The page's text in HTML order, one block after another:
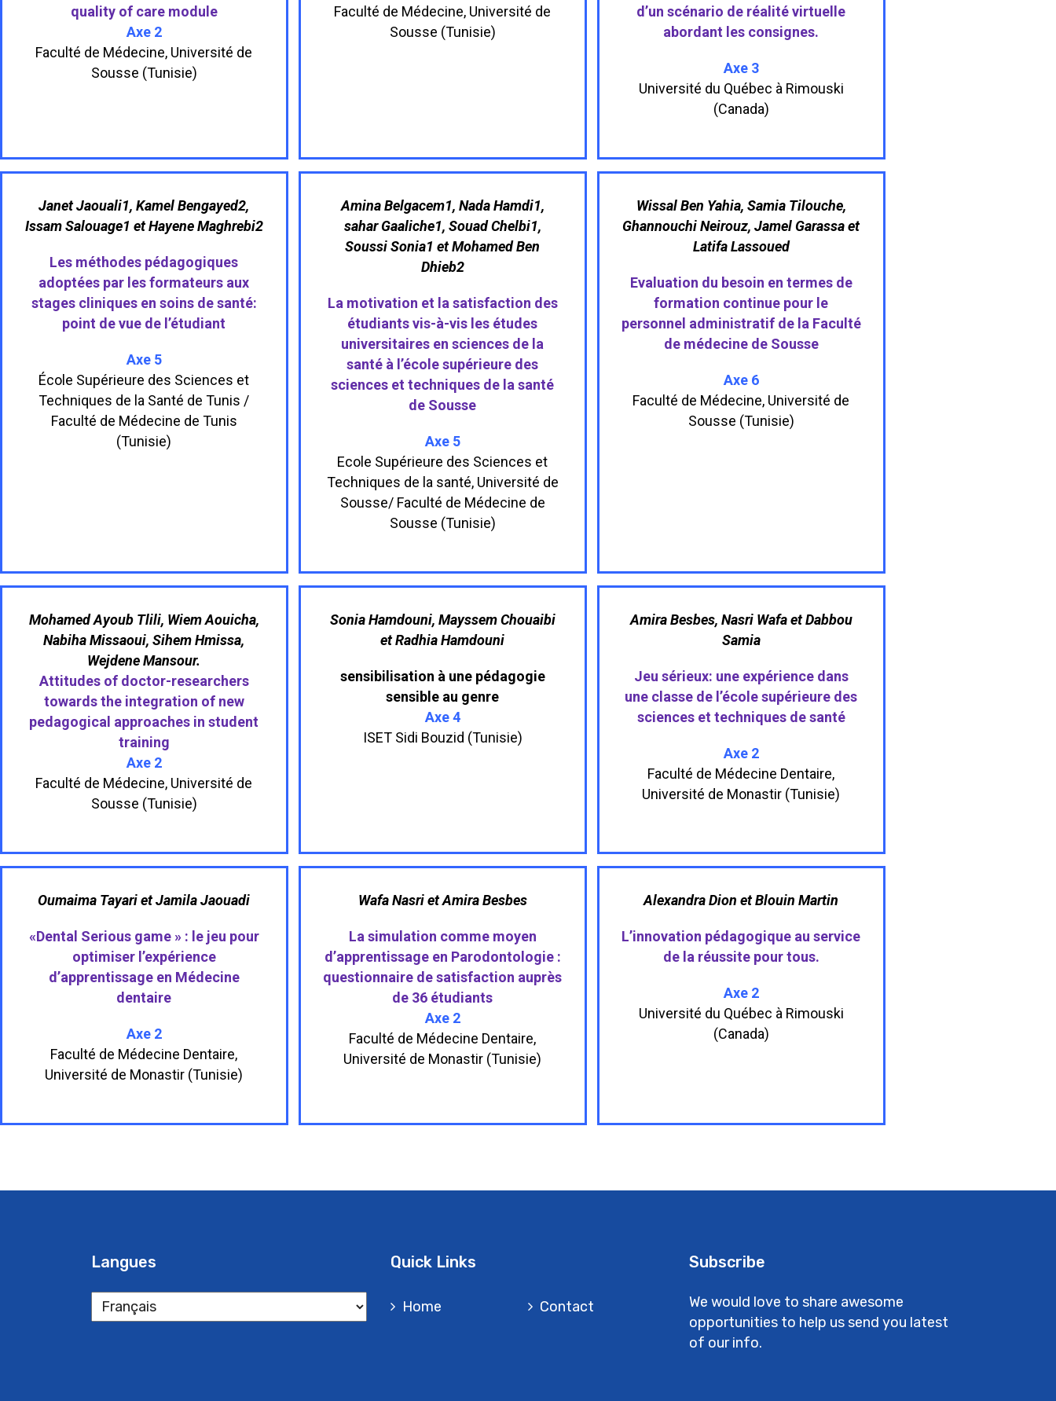
quality of care module
Axe 2
Faculté de Médecine, Université de
Sousse (Tunisie)
Faculté de Médecine, Université de
Sousse (Tunisie)
d’un scénario de réalité virtuelle
abordant les consignes.
Axe 3
Université du Québec à Rimouski
(Canada)
Janet Jaouali1, Kamel Bengayed2,
Issam Salouage1 et Hayene Maghrebi2
Les méthodes pédagogiques
adoptées par les formateurs aux
stages cliniques en soins de santé:
point de vue de l’étudiant
Axe 5
École Supérieure des Sciences et
Techniques de la Santé de Tunis /
Faculté de Médecine de Tunis
(Tunisie)
Amina Belgacem1, Nada Hamdi1,
sahar Gaaliche1, Souad Chelbi1,
Soussi Sonia1 et Mohamed Ben
Dhieb2
La motivation et la satisfaction des
étudiants vis-à-vis les études
universitaires en sciences de la
santé à l’école supérieure des
sciences et techniques de la santé
de Sousse
Axe 5
Ecole Supérieure des Sciences et
Techniques de la santé, Université de
Sousse/ Faculté de Médecine de
Sousse (Tunisie)
Wissal Ben Yahia, Samia Tilouche,
Ghannouchi Neirouz, Jamel Garassa et
Latifa Lassoued
Evaluation du besoin en termes de
formation continue pour le
personnel administratif de la Faculté
de médecine de Sousse
Axe 6
Faculté de Médecine, Université de
Sousse (Tunisie)
Mohamed Ayoub Tlili, Wiem Aouicha,
Nabiha Missaoui, Sihem Hmissa,
Wejdene Mansour.
Attitudes of doctor-researchers
towards the integration of new
pedagogical approaches in student
training
Axe 2
Faculté de Médecine, Université de
Sousse (Tunisie)
Sonia Hamdouni, Mayssem Chouaibi
et Radhia Hamdouni
sensibilisation à une pédagogie
sensible au genre
Axe 4
ISET Sidi Bouzid (Tunisie)
Amira Besbes, Nasri Wafa et Dabbou
Samia
Jeu sérieux: une expérience dans
une classe de l’école supérieure des
sciences et techniques de santé
Axe 2
Faculté de Médecine Dentaire,
Université de Monastir (Tunisie)
Oumaima Tayari et Jamila Jaouadi
«Dental Serious game » : le jeu pour
optimiser l’expérience
d’apprentissage en Médecine
dentaire
Axe 2
Faculté de Médecine Dentaire,
Université de Monastir (Tunisie)
Wafa Nasri et Amira Besbes
La simulation comme moyen
d’apprentissage en Parodontologie :
questionnaire de satisfaction auprès
de 36 étudiants
Axe 2
Faculté de Médecine Dentaire,
Université de Monastir (Tunisie)
Alexandra Dion et Blouin Martin
L’innovation pédagogique au service
de la réussite pour tous.
Axe 2
Université du Québec à Rimouski
(Canada)
Langues Quick Links
Home Contact
Subscribe
We would love to share awesome
opportunities to help us send you latest
of our info.